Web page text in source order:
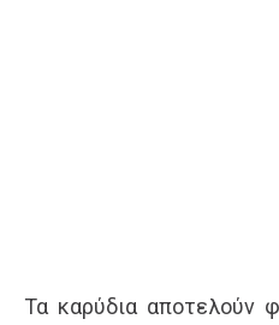
Τα καρύδια αποτελούν